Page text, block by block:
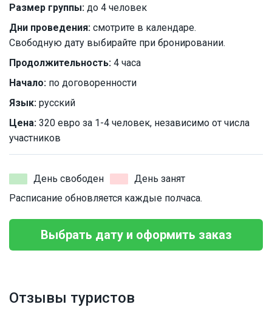
Размер группы: до 4 человек
Дни проведения: смотрите в календаре.
Свободную дату выбирайте при бронировании.
Продолжительность: 4 часа
Начало: по договоренности
Язык: русский
Цена: 320 евро за 1-4 человек, независимо от числа
участников
День свободен
День занят
Расписание обновляется каждые полчаса.
Выбрать дату и оформить заказ
Отзывы туристов